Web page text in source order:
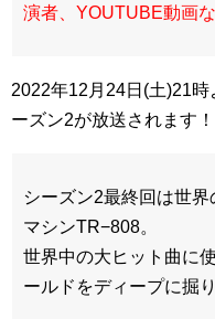
演者、YOUTUBE動画
2022年12月24日(土)21
ーズン2が放送されます！
シーズン2最終回は世
マシンTR−808。
世界中の大ヒット曲に
ールドをディープに掘